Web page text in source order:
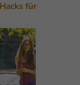
für
–
&
🙂